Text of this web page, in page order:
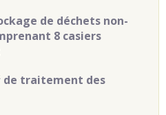
de déchets non-
8 casiers
de traitement des